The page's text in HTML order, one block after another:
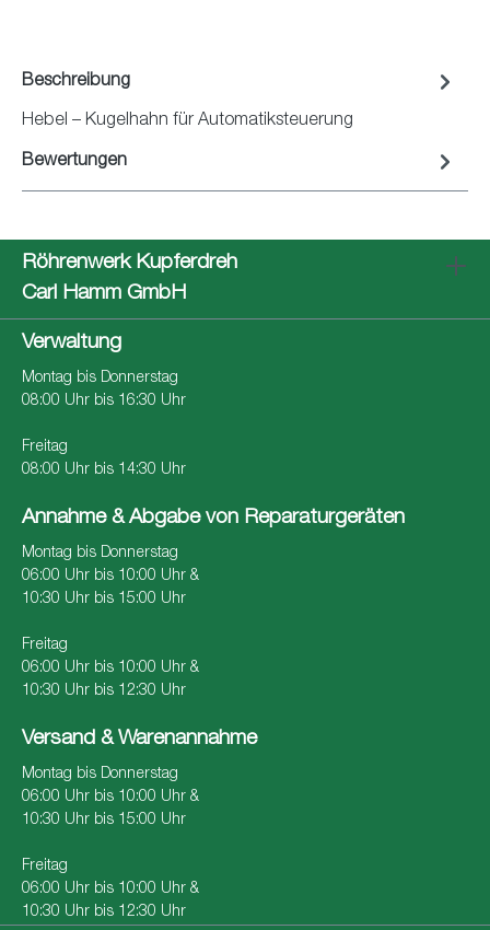
Beschreibung
Hebel – Kugelhahn für Automatiksteuerung
Bewertungen
Röhrenwerk Kupferdreh
Carl Hamm GmbH
Verwaltung
Montag bis Donnerstag
08:00 Uhr bis 16:30 Uhr
Freitag
08:00 Uhr bis 14:30 Uhr
Annahme & Abgabe von Reparaturgeräten
Montag bis Donnerstag
06:00 Uhr bis 10:00 Uhr &
10:30 Uhr bis 15:00 Uhr
Freitag
06:00 Uhr bis 10:00 Uhr &
10:30 Uhr bis 12:30 Uhr
Versand & Warenannahme
Montag bis Donnerstag
06:00 Uhr bis 10:00 Uhr &
10:30 Uhr bis 15:00 Uhr
Freitag
06:00 Uhr bis 10:00 Uhr &
10:30 Uhr bis 12:30 Uhr